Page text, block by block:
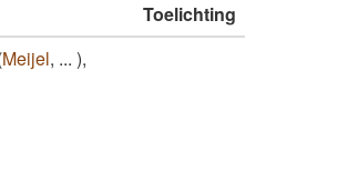
Toelichting
Meijel, ... ),